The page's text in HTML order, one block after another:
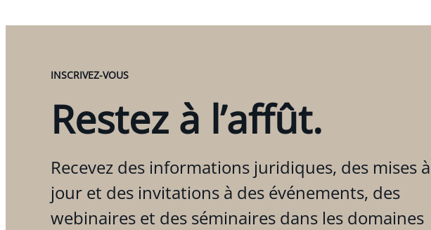
INSCRIVEZ-VOUS
Restez à l’affût.
Recevez des informations juridiques, des mises à
jour et des invitations à des événements, des
webinaires et des séminaires dans les domaines